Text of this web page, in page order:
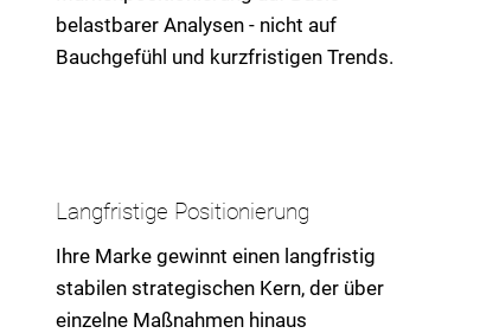
belastbarer Analysen - nicht auf
Bauchgefühl und kurzfristigen Trends.
Langfristige Positionierung
Ihre Marke gewinnt einen langfristig
stabilen strategischen Kern, der über
einzelne Maßnahmen hinaus